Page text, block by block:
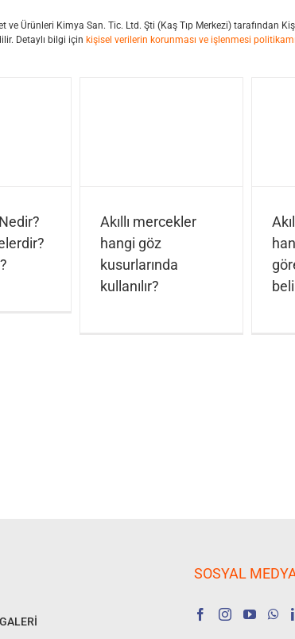
Ürünleri Kimya San. Tic. Ltd. Şti (Kaş Tıp Merkezi) tarafından
Detaylı bilgi için kişisel verilerin korunması ve işlenmesi
Akıllı mercekler
hangi göz
kusurlarında
kullanılır?
SOSYAL